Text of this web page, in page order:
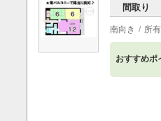
間取り
南向き 所
おすすめポ